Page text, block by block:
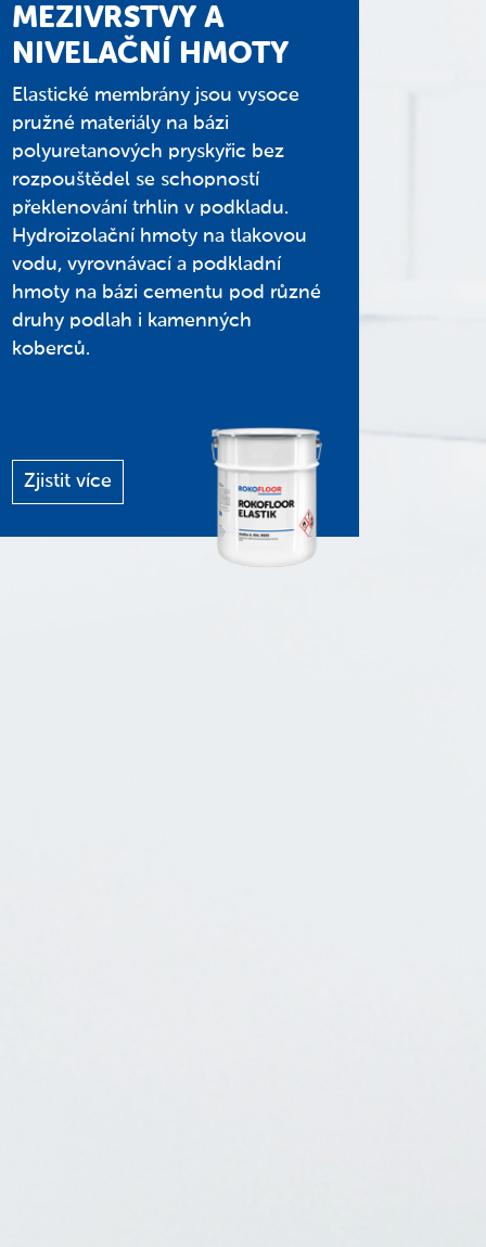
MEZIVRSTVY A
NIVELAČNÍ HMOTY
Elastické membrány jsou vysoce
pružné materiály na bázi
polyuretanových pryskyřic bez
rozpouštědel se schopností
překlenování trhlin v podkladu.
Hydroizolační hmoty na tlakovou
vodu, vyrovnávací a podkladní
hmoty na bázi cementu pod různé
druhy podlah i kamenných
koberců.
Zjistit více